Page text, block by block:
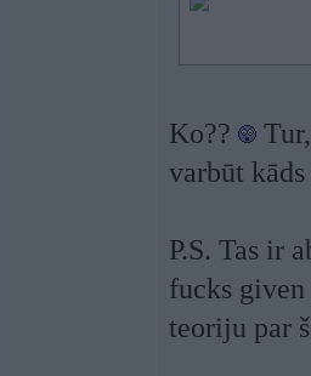
Ko??
varbūt
P.S. Tas ir
fucks
teoriju par